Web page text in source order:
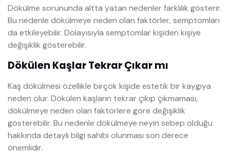
Dökülme sorununda altta yatan nedenler farklılık gösterir.
Bu nedenle dökülmeye neden olan faktörler, semptomları
da etkileyebilir. Dolayısıyla semptomlar kişiden kişiye
değişiklik gösterebilir.
Dökülen Kaşlar Tekrar Çıkar mı
Kaş dökülmesi özellikle birçok kişide estetik bir kaygıya
neden olur. Dökülen kaşların tekrar çıkıp çıkmaması,
dökülmeye neden olan faktörlere göre değişiklik
gösterebilir. Bu nedenle dökülmeye neyin sebep olduğu
hakkında detaylı bilgi sahibi olunması son derece
önemlidir.